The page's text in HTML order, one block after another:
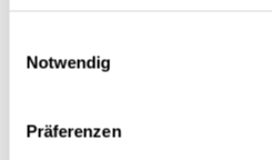
Notwendig
Präferenzen